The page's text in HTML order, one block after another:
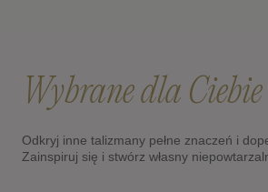
Wybrane dla Ciebie
Odkryj inne talizmany pełne znaczeń i
Zainspiruj się i stwórz własny